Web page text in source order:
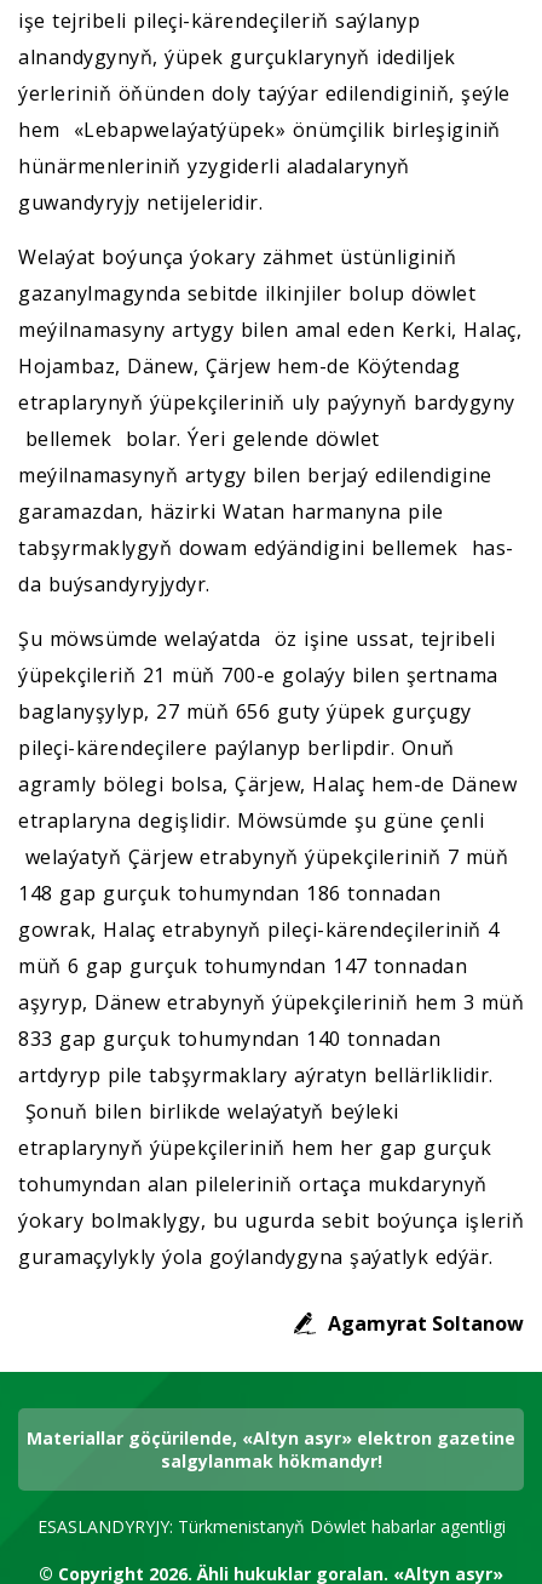
işe tejribeli pileçi-kärendeçileriň saýlanyp
alnandygynyň, ýüpek gurçuklarynyň idediljek
ýerleriniň öňünden doly taýýar edilendiginiň, şeýle
hem «Lebapwelaýatýüpek» önümçilik birleşiginiň
hünärmenleriniň yzygiderli aladalarynyň
guwandyryjy netijeleridir.
Welaýat boýunça ýokary zähmet üstünliginiň
gazanylmagynda sebitde ilkinjiler bolup döwlet
meýilnamasyny artygy bilen amal eden Kerki, Halaç,
Hojambaz, Dänew, Çärjew hem-de Köýtendag
etraplarynyň ýüpekçileriniň uly paýynyň bardygyny
bellemek bolar. Ýeri gelende döwlet
meýilnamasynyň artygy bilen berjaý edilendigine
garamazdan, häzirki Watan harmanyna pile
tabşyrmaklygyň dowam edýändigini bellemek has-
da buýsandyryjydyr.
Şu möwsümde welaýatda öz işine ussat, tejribeli
ýüpekçileriň 21 müň 700-e golaýy bilen şertnama
baglanyşylyp, 27 müň 656 guty ýüpek gurçugy
pileçi-kärendeçilere paýlanyp berlipdir. Onuň
agramly bölegi bolsa, Çärjew, Halaç hem-de Dänew
etraplaryna degişlidir. Möwsümde şu güne çenli
welaýatyň Çärjew etrabynyň ýüpekçileriniň 7 müň
148 gap gurçuk tohumyndan 186 tonnadan
gowrak, Halaç etrabynyň pileçi-kärendeçileriniň 4
müň 6 gap gurçuk tohumyndan 147 tonnadan
aşyryp, Dänew etrabynyň ýüpekçileriniň hem 3 müň
833 gap gurçuk tohumyndan 140 tonnadan
artdyryp pile tabşyrmaklary aýratyn bellärliklidir.
Şonuň bilen birlikde welaýatyň beýleki
etraplarynyň ýüpekçileriniň hem her gap gurçuk
tohumyndan alan pileleriniň ortaça mukdarynyň
ýokary bolmaklygy, bu ugurda sebit boýunça işleriň
guramaçylykly ýola goýlandygyna şaýatlyk edýär.
Agamyrat Soltanow
Materiallar göçürilende, «Altyn asyr» elektron gazetine
salgylanmak hökmandyr!
ESASLANDYRYJY: Türkmenistanyň Döwlet habarlar agentligi
© Copyright 2026.Ähli hukuklar goralan. «Altyn asyr»